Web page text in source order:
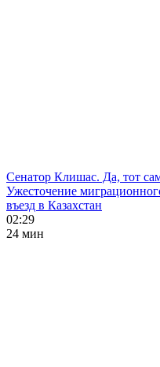
Сенатор Клишас. Да, тот
Ужесточение
въезд в Казахстан
02:29
24 мин